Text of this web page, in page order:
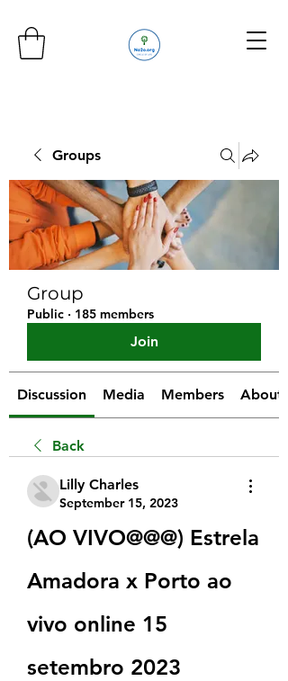
Groups
Group
Public · 185 members
Join
Discussion Media Members About
Back
Lilly Charles
September 15, 2023
(AO VIVO@@@) Estrela
Amadora x Porto ao
vivo online 15
setembro 2023